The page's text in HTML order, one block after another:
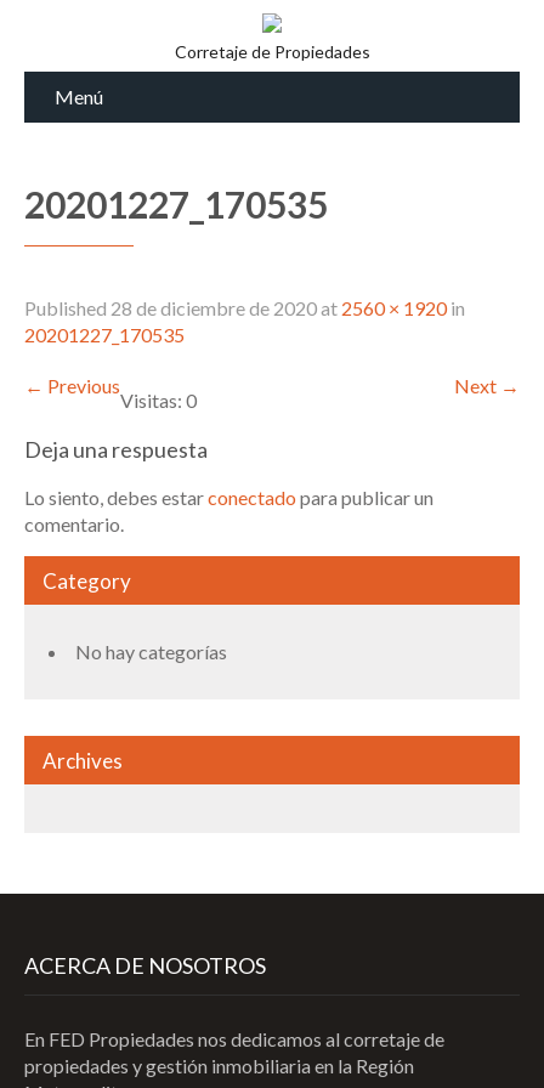
Corretaje de Propiedades
Menú
20201227_170535
Published 28 de diciembre de 2020at 2560 × 1920in
20201227_170535
← Previous Next →
Visitas: 0
Deja una respuesta
Lo siento, debes estarconectado para publicar un
comentario.
Category
No hay categorías
Archives
ACERCA DE NOSOTROS
En FED Propiedades nos dedicamos al corretaje de
propiedades y gestión inmobiliaria en la Región